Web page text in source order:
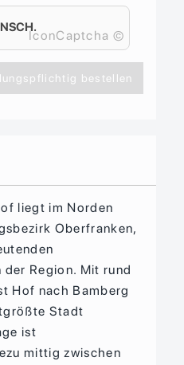
bestellen
IconCaptcha ©
liegt im Norden
Oberfranken,
Region. Mit rund
Hof nach Bamberg
Stadt
ist
mittig zwischen